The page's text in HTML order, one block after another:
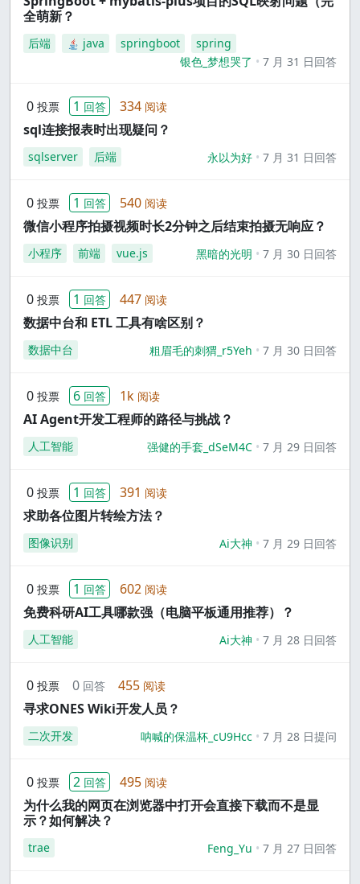
全萌新？
后端 java springboot
spring
银色_梦想哭了
7 月 31 日回答
0 投票 1 回答 334 阅读
sql连接报表时出现疑问？
sqlserver 后端 永以为好 7 月 31 日回答
0 投票 1 回答 540 阅读
微信小程序拍摄视频时长2分钟之后结束拍摄无响应？
小程序 前端 vue.js 黑暗的光明 7 月 30 日回答
0 投票 1 回答 447 阅读
数据中台和 ETL 工具有啥区别？
数据中台 粗眉毛的刺猬_r5Yeh 7 月 30 日回答
0 投票 6 回答 1k 阅读
AI Agent开发工程师的路径与挑战？
人工智能 强健的手套_dSeM4C 7 月 29 日回答
0 投票 1 回答 391 阅读
求助各位图片转绘方法？
图像识别 Ai大神 7 月 29 日回答
0 投票 1 回答 602 阅读
免费科研AI工具哪款强（电脑平板通用推荐）？
人工智能 Ai大神 7 月 28 日回答
0 投票 0 回答 455 阅读
寻求ONES Wiki开发人员？
二次开发 呐喊的保温杯_cU9Hcc 7 月 28 日提问
0 投票 2 回答 495 阅读
为什么我的网页在浏览器中打开会直接下载而不是显
示？如何解决？
trae Feng_Yu 7 月 27 日回答